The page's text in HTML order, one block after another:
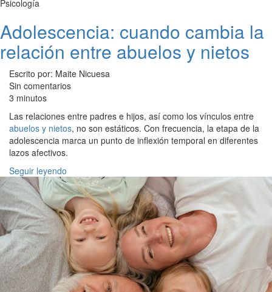
Psicología
Adolescencia: cuando cambia la
relación entre abuelos y nietos
Escrito por: Maite Nicuesa
Sin comentarios
3 minutos
Las relaciones entre padres e hijos, así como los vínculos entre
abuelos y nietos, no son estáticos. Con frecuencia, la etapa de la
adolescencia marca un punto de inflexión temporal en diferentes
lazos afectivos.
Seguir leyendo